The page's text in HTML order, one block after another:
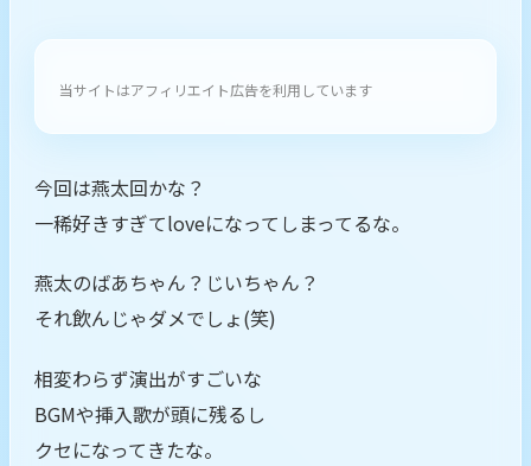
当サイトはアフィリエイト広告を利用しています
今回は燕太回かな？
一稀好きすぎてloveになってしまってるな。
燕太のばあちゃん？じいちゃん？
それ飲んじゃダメでしょ(笑)
相変わらず演出がすごいな
BGMや挿入歌が頭に残るし
クセになってきたな。